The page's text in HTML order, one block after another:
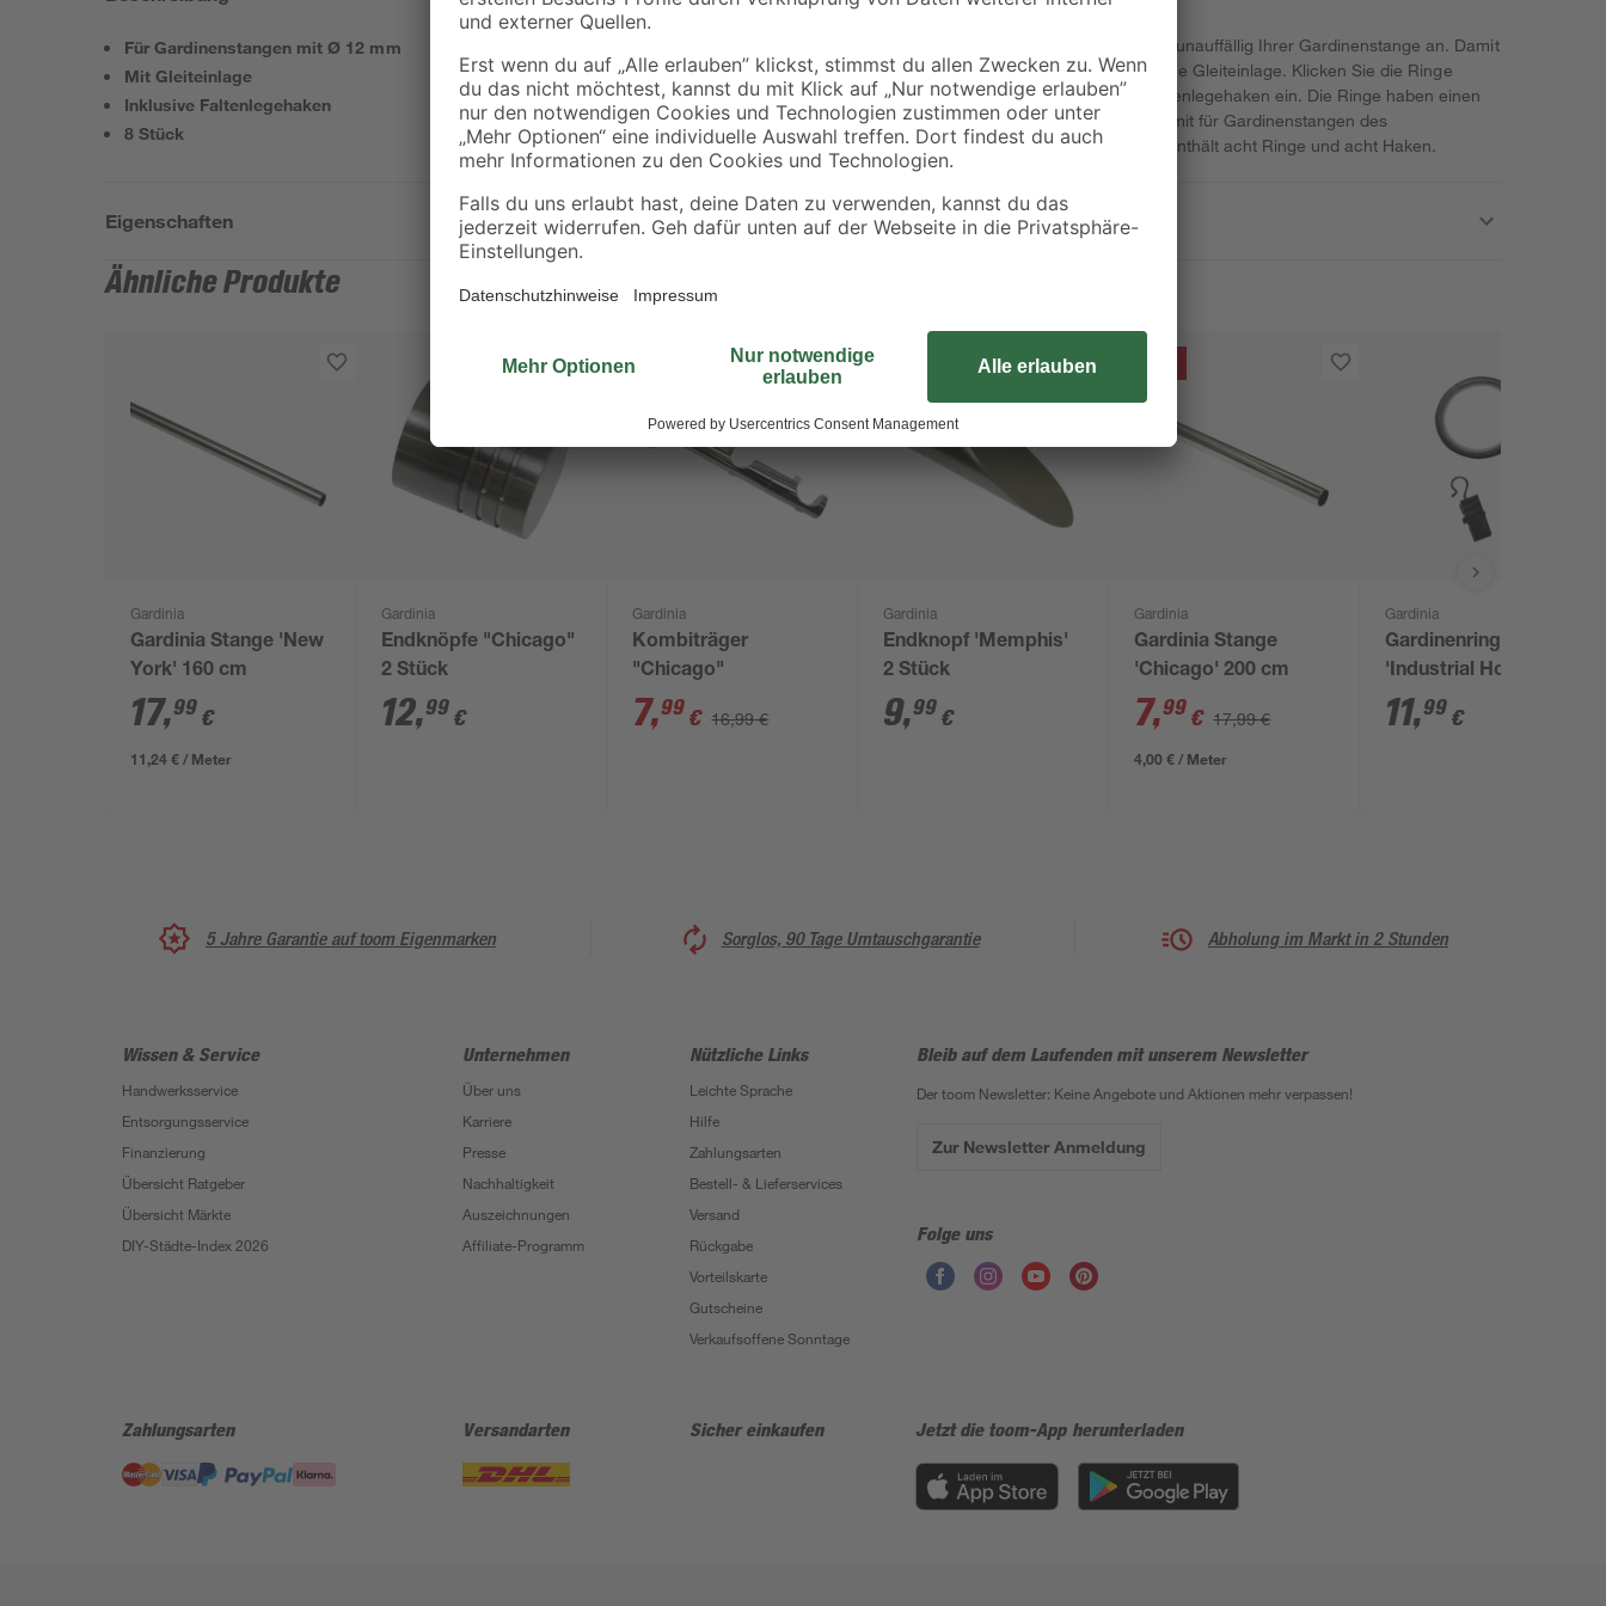
Für Gardinenstangen mit Ø 12 mm
Mit Gleiteinlage
Inklusive Faltenlegehaken
8 Stück
Die Ringe "New York” von Gardinia passen sich unauffällig Ihrer Gardinenstange an. Damit
alles rund läuft, befindet sich im inneren Ring eine Gleiteinlage. Klicken Sie die Ringe
einfach und problemlos in die mitgelieferten Faltenlegehaken ein. Die Ringe haben einen
inneren Durchmesser von 17,5 mm und sind damit für Gardinenstangen des
Durchmessers 12 mm optimiert. Eine Packung enthält acht Ringe und acht Haken.
Eigenschaften
Ähnliche Produkte
Gardinia
Gardinia Stange 'New
York' 160 cm
17,99 €
11,24 € / Meter
Gardinia
Endknöpfe "Chicago"
2 Stück
12,99 €
- 52 %
Gardinia
Kombiträger
"Chicago"
7,99 € 16,99 €
Gardinia
Endknopf 'Memphis'
2 Stück
9,99 €
Gardinia
Gardinia Stange
'Chicago' 200 cm
7,99 € 17,99 €
4,00 € / Meter
Gardinia
Gardinenringe
'Industrial Home' Ø 33
mm 10 Stück
11,99 €
5 Jahre Garantie auf toom Eigenmarken Sorglos, 90 Tage Umtauschgarantie Abholung im Markt in 2 Stunden
Wissen & Service
Handwerksservice
Entsorgungsservice
Finanzierung
Übersicht Ratgeber
Übersicht Märkte
DIY-Städte-Index 2026
Unternehmen
Über uns
Karriere
Presse
Nachhaltigkeit
Auszeichnungen
Affiliate-Programm
Nützliche Links
Leichte Sprache
Hilfe
Zahlungsarten
Bestell- & Lieferservices
Versand
Rückgabe
Vorteilskarte
Gutscheine
Verkaufsoffene Sonntage
Bleib auf dem Laufenden mit unserem Newsletter
Der toom Newsletter: Keine Angebote und Aktionen mehr verpassen!
Zur Newsletter Anmeldung
Folge uns
Zahlungsarten Versandarten Sicher einkaufen Jetzt die toom-App herunterladen